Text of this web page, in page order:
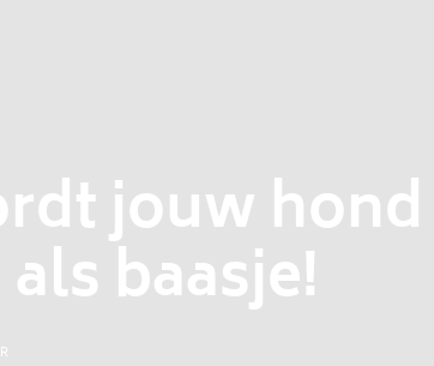
jouw hond
baasje!